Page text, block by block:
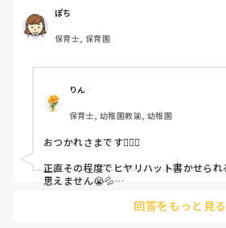
（そう言う本人は書かない）
しかも、上司に↑この内容でも
ちゃんと考えて対策を練って書き込む
呼ばれて一緒に対策を考えさせられる
これだけで30〜40分拘束されて辛いです
皆さんの園はどうですか?
ぽち
保育士, 保育園
りん
保育士, 幼稚園教諭, 幼稚園
おつかれさまです🙇🏻‍♀️
正直その程度でヒヤリハット書かせら
思えません😭💦
回答をもっと見る